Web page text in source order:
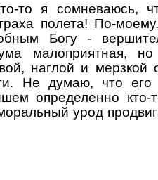
то я сомневаюсь,
полета! По-
Богу -
малоприятная, но
наглой и мерзкой
Не думаю, что его
определенно кто-
урод